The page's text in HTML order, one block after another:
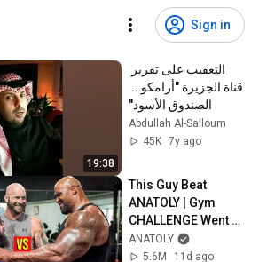
Sign in
19:38
الصندوق الأسود"
Abdullah Al-Salloum
45K 7y ago
This Guy Beat
ANATOLY | Gym
CHALLENGE Went
Wrong
ANATOLY
5.6M
11d ago